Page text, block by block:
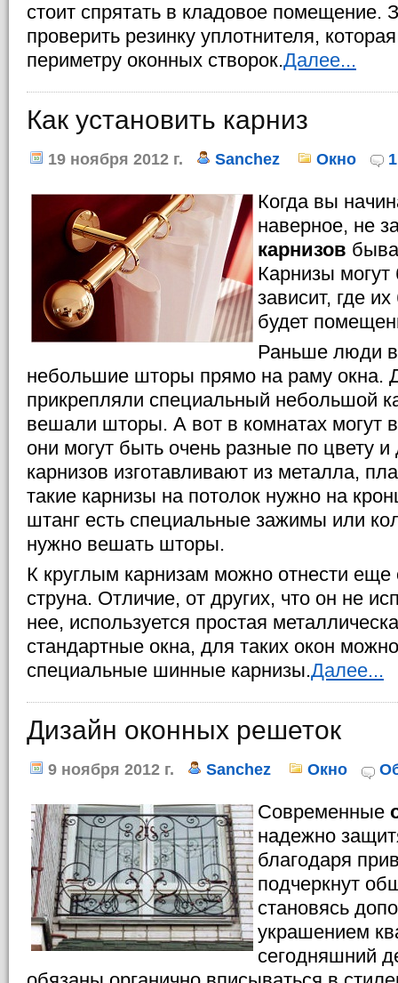
стоит спрятать в кладовое помещение.
проверить резинку уплотнителя,
периметру оконных створок.Далее...
Как установить карниз
19 ноября 2012 г. Sanchez Окно 1
Когда вы
наверное, не
карнизов
Карнизы
зависит, где
будет
Раньше люди
небольшие шторы прямо на раму окна.
прикрепляли специальный небольшой
вешали шторы. А вот в комнатах могут
они могут быть очень разные по цвету и
карнизов изготавливают из металла,
такие карнизы на потолок нужно на
штанг есть специальные зажимы или
нужно вешать шторы.
К круглым карнизам можно отнести еще
струна. Отличие, от других, что он не
нее, используется простая
стандартные окна, для таких окон
специальные шинные карнизы.Далее...
Дизайн оконных решеток
9 ноября 2012 г. Sanchez Окно
Современные
надежно
благодаря
подчеркнут
становясь
украшением
сегодняшний